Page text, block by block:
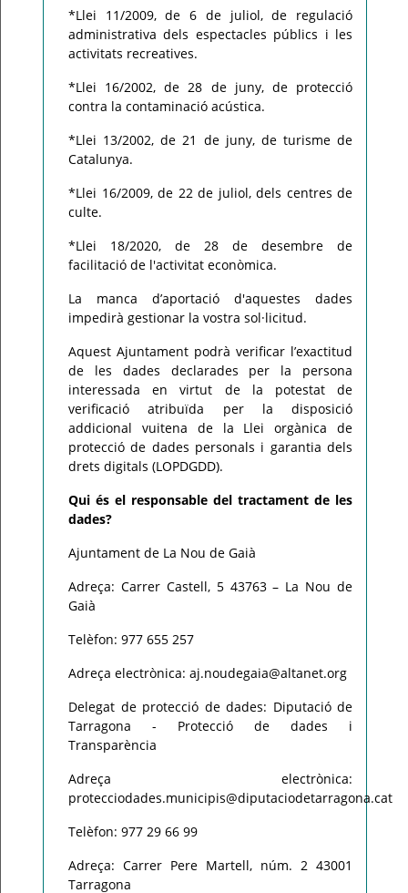
*Llei 11/2009, de 6 de juliol, de regulació
administrativa dels espectacles públics i les
activitats recreatives.
*Llei 16/2002, de 28 de juny, de protecció
contra la contaminació acústica.
*Llei 13/2002, de 21 de juny, de turisme de
Catalunya.
*Llei 16/2009, de 22 de juliol, dels centres de
culte.
*Llei 18/2020, de 28 de desembre de
facilitació de l'activitat econòmica.
La manca d’aportació d'aquestes dades
impedirà gestionar la vostra sol·licitud.
Aquest Ajuntament podrà verificar l’exactitud
de les dades declarades per la persona
interessada en virtut de la potestat de
verificació atribuïda per la disposició
addicional vuitena de la Llei orgànica de
protecció de dades personals i garantia dels
drets digitals (LOPDGDD).
Qui és el responsable del tractament de les
dades?
Ajuntament de La Nou de Gaià
Adreça: Carrer Castell, 5 43763 – La Nou de
Gaià
Telèfon: 977 655 257
Adreça electrònica: aj.noudegaia@altanet.org
Delegat de protecció de dades: Diputació de
Tarragona - Protecció de dades i
Transparència
Adreça electrònica:
protecciodades.municipis@diputaciodetarragona.cat
Telèfon: 977 29 66 99
Adreça: Carrer Pere Martell, núm. 2 43001
Tarragona